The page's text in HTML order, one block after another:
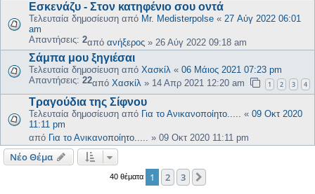
Εσκενάζυ - Στον κατηφένιο σου οντά
Τελευταία δημοσίευση από Mr. Medisterpolse « 27 Αύγ 2022 06:01
am
Απαντήσεις: 2από ανήξερος » 26 Αύγ 2022 09:18 am
Σάμπα μου ξηγιέσαι
Τελευταία δημοσίευση από Χασκίλ « 06 Μάιος 2021 07:23 pm
Απαντήσεις: 22από Χασκίλ » 14 Απρ 2021 12:20 am 1 2 3 4
Τραγούδια της Σίφνου
Τελευταία δημοσίευση από Για το Ανικανοποίητο..... « 09 Οκτ 2020
11:11 pm
από Για το Ανικανοποίητο..... » 09 Οκτ 2020 11:11 pm
Νέο Θέμα
40 θέματα 1 2 3